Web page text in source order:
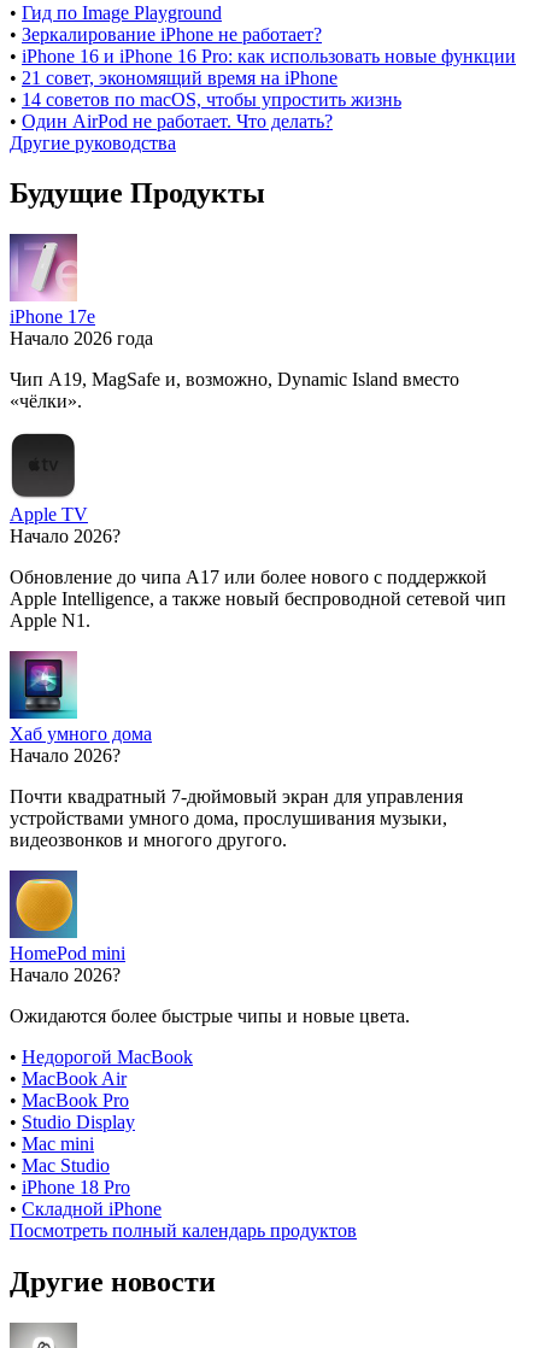
• Гид по Image Playground
• Зеркалирование iPhone не работает?
• iPhone 16 и iPhone 16 Pro: как использовать новые функции
• 21 совет, экономящий время на iPhone
• 14 советов по macOS, чтобы упростить жизнь
• Один AirPod не работает. Что делать?
Другие руководства
Будущие Продукты
iPhone 17e
Начало 2026 года
Чип A19, MagSafe и, возможно, Dynamic Island вместо
«чёлки».
Apple TV
Начало 2026?
Обновление до чипа A17 или более нового с поддержкой
Apple Intelligence, а также новый беспроводной сетевой чип
Apple N1.
Хаб умного дома
Начало 2026?
Почти квадратный 7-дюймовый экран для управления
устройствами умного дома, прослушивания музыки,
видеозвонков и многого другого.
HomePod mini
Начало 2026?
Ожидаются более быстрые чипы и новые цвета.
• Недорогой MacBook
• MacBook Air
• MacBook Pro
• Studio Display
• Mac mini
• Mac Studio
• iPhone 18 Pro
• Складной iPhone
Посмотреть полный календарь продуктов
Другие новости